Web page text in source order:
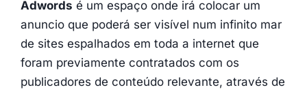
Adwords é um espaço onde irá colocar um
anuncio que poderá ser visível num infinito mar
de sites espalhados em toda a internet que
foram previamente contratados com os
publicadores de conteúdo relevante, através de